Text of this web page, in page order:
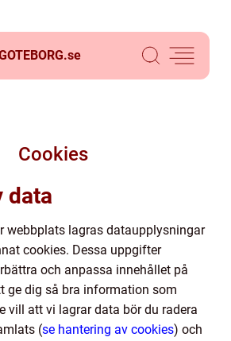
se
Cookies
data
webbplats lagras dataupplysningar
cookies. Dessa uppgifter
och anpassa innehållet på
ge dig så bra information som
vill att vi lagrar data bör du radera
(se hantering av cookies) och